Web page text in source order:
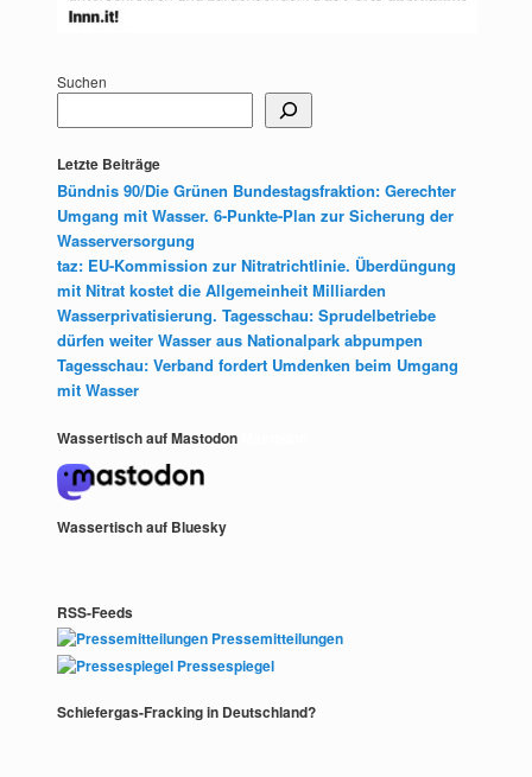
Suchen
Letzte Beiträge
Bündnis 90/Die Grünen Bundestagsfraktion: Gerechter
Umgang mit Wasser. 6-Punkte-Plan zur Sicherung der
Wasserversorgung
taz: EU-Kommission zur Nitratrichtlinie. Überdüngung
mit Nitrat kostet die Allgemeinheit Milliarden
Wasserprivatisierung. Tagesschau: Sprudelbetriebe
dürfen weiter Wasser aus Nationalpark abpumpen
Tagesschau: Verband fordert Umdenken beim Umgang
mit Wasser
Wassertisch auf Mastodon
Wassertisch auf Bluesky
RSS-Feeds
Pressemitteilungen
Pressespiegel
Schiefergas-Fracking in Deutschland?